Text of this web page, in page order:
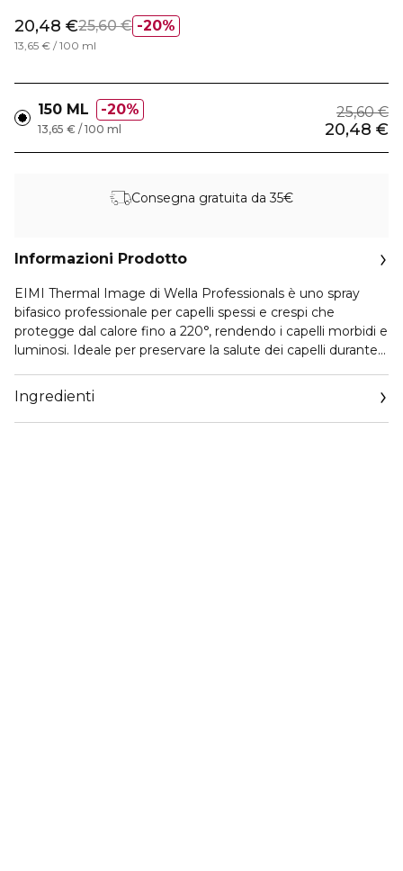
20%
20,48 €25,60 €
13,65 € / 100 ml
150 ML 20% 25,60 €
20,48 €
13,65 € / 100 ml
Consegna gratuita da 35€
Informazioni Prodotto
EIMI Thermal Image di Wella Professionals è uno spray
bifasico professionale per capelli spessi e crespi che
protegge dal calore fino a 220°, rendendo i capelli morbidi e
luminosi. Ideale per preservare la salute dei capelli durante
Ha una texture bifasica che nutre e protegge i capelli,
lasciandoli morbidi e leggeri, senza appesantirli.
Ingredienti